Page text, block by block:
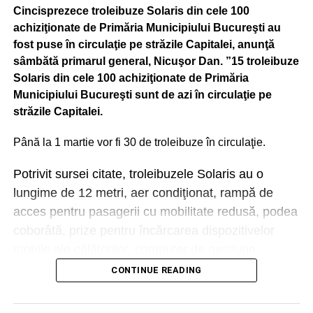
Cincisprezece troleibuze Solaris din cele 100
achiziţionate de Primăria Municipiului Bucureşti au
fost puse în circulaţie pe străzile Capitalei, anunţă
sâmbătă primarul general, Nicuşor Dan. ”15 troleibuze
Solaris din cele 100 achiziţionate de Primăria
Municipiului Bucureşti sunt de azi în circulaţie pe
străzile Capitalei.
Până la 1 martie vor fi 30 de troleibuze în circulaţie.
Potrivit sursei citate, troleibuzele Solaris au o
lungime de 12 metri, aer condiţionat, rampă de
acces pentru pasagerii cu mobilitate redusă, podea
management vehicul cu funcţii GPS şi comunicare
de numărare a călătorilor.
CONTINUE READING